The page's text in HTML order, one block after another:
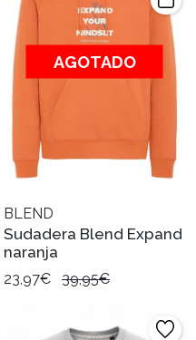
AGOTADO
BLEND
Sudadera Blend Expand
naranja
23,97€ 39,95€